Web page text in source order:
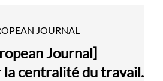
JOURNAL
Journal]
centralité du travail